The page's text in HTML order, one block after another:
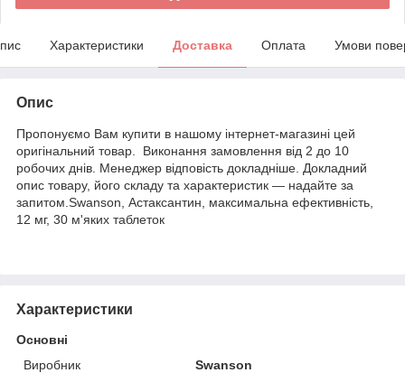
Характеристики Доставка Оплата Умови
Опис
Пропонуємо Вам купити в нашому інтернет-магазині цей
оригінальний товар. Виконання замовлення від 2 до 10
робочих днів. Менеджер відповість докладніше. Докладний
опис товару, його складу та характеристик — надайте за
запитом.Swanson, Астаксантин, максимальна ефективність,
12 мг, 30 м'яких таблеток
Характеристики
Основні
Виробник
Swanson